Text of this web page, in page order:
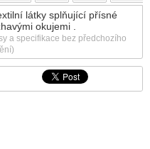
látky splňující přísné
okujemi .
a specifikace bez předchozího